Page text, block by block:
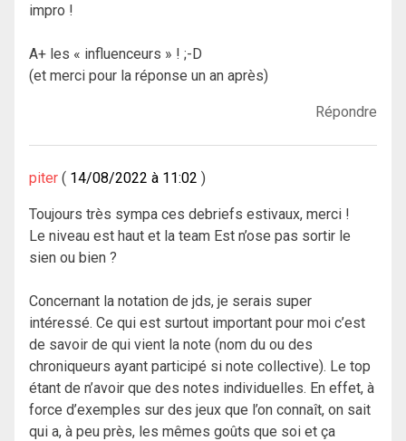
impro !
A+ les « influenceurs » ! ;-D
(et merci pour la réponse un an après)
Répondre
piter 14/08/2022 à 11:02
Toujours très sympa ces debriefs estivaux, merci !
Le niveau est haut et la team Est n’ose pas sortir le
sien ou bien ?
Concernant la notation de jds, je serais super
intéressé. Ce qui est surtout important pour moi c’est
de savoir de qui vient la note (nom du ou des
chroniqueurs ayant participé si note collective). Le top
étant de n’avoir que des notes individuelles. En effet, à
force d’exemples sur des jeux que l’on connaît, on sait
qui a, à peu près, les mêmes goûts que soi et ça